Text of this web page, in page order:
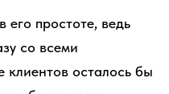
его простоте, ведь
со всеми
клиентов осталось бы